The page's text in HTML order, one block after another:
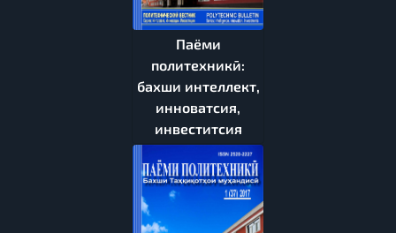
Паёми
политехникӣ:
бахши интеллект,
инноватсия,
инвеститсия